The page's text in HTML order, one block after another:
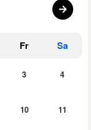
Fr Sa
3 4
10 11